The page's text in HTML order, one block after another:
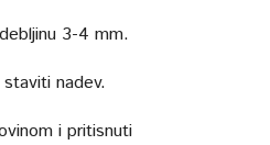
3-4 mm.
nadev.
i pritisnuti